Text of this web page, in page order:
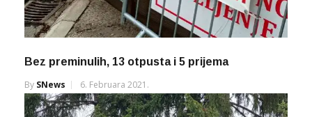
Bez preminulih, 13 otpusta i 5 prijema
By SNews 6. Februara 2021.